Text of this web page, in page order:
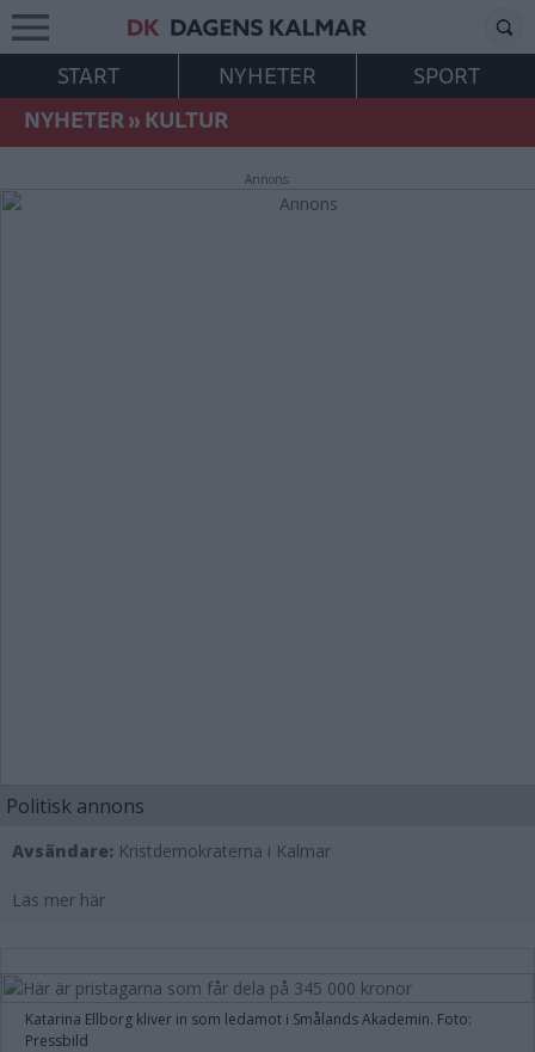
START NYHETER
SPORT
NYHETER»KULTUR
Annons:
Politisk annons
Avsändare: Kristdemokraterna i Kalmar
Läs mer här
Katarina Ellborg kliver in som ledamot i Smålands Akademin. Foto:
Pressbild